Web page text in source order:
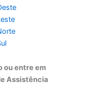
ou entre em
Assistência